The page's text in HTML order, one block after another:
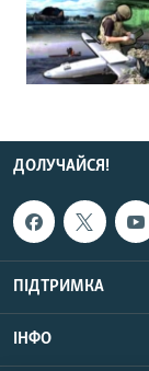
ДОЛУЧАЙСЯ!
ПІДТРИМКА
ІНФО